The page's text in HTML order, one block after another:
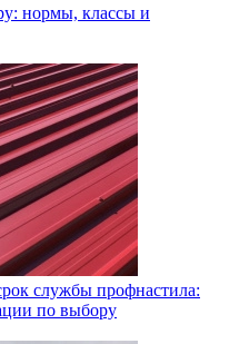
нормы, классы и
службы профнастила:
по выбору